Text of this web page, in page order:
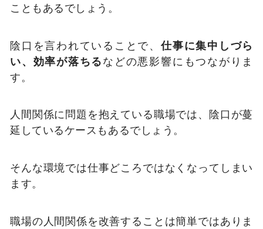
こともあるでしょう。
陰口を言われていることで、仕事に集中しづら
い、効率が落ちるなどの悪影響にもつながりま
す。
人間関係に問題を抱えている職場では、陰口が蔓
延しているケースもあるでしょう。
そんな環境では仕事どころではなくなってしまい
ます。
職場の人間関係を改善することは簡単ではありま